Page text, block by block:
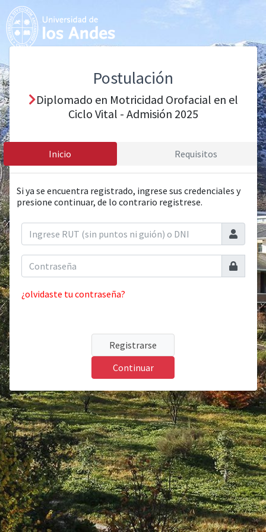
Postulación
Diplomado en Motricidad Orofacial en el
Ciclo Vital - Admisión 2025
Inicio Requisitos
Si ya se encuentra registrado, ingrese sus credenciales y
presione continuar, de lo contrario registrese.
¿olvidaste tu contraseña?
Registrarse
Continuar